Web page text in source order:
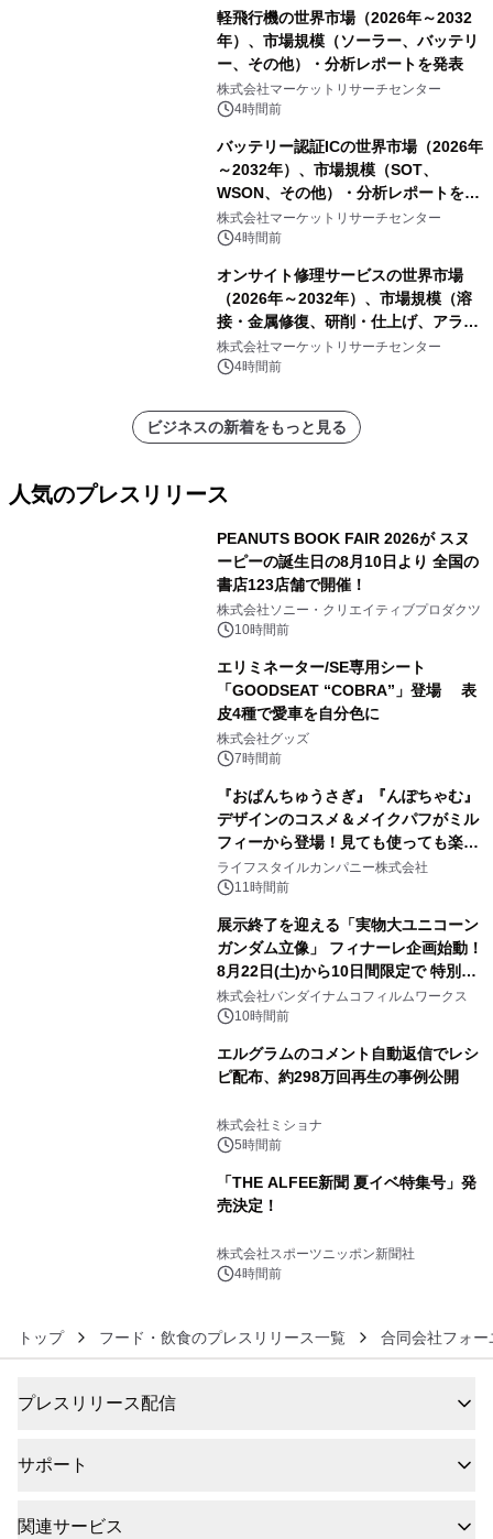
軽飛行機の世界市場（2026年～2032
年）、市場規模（ソーラー、バッテリ
ー、その他）・分析レポートを発表
株式会社マーケットリサーチセンター
4時間前
バッテリー認証ICの世界市場（2026年
～2032年）、市場規模（SOT、
WSON、その他）・分析レポートを発
表
株式会社マーケットリサーチセンター
4時間前
オンサイト修理サービスの世界市場
（2026年～2032年）、市場規模（溶
接・金属修復、研削・仕上げ、アライ
メント、その他）・分析レポートを発
表
株式会社マーケットリサーチセンター
4時間前
ビジネスの新着をもっと見る
人気のプレスリリース
PEANUTS BOOK FAIR 2026が スヌ
ーピーの誕生日の8月10日より 全国の
書店123店舗で開催！
株式会社ソニー・クリエイティブプロダクツ
10時間前
エリミネーター/SE専用シート
「GOODSEAT “COBRA”」登場 表
皮4種で愛車を自分色に
株式会社グッズ
7時間前
『おぱんちゅうさぎ』『んぽちゃむ』
デザインのコスメ＆メイクパフがミル
フィーから登場！見ても使っても楽し
い、ポップでキュートなコレクショ
ン。
ライフスタイルカンパニー株式会社
11時間前
展示終了を迎える「実物大ユニコーン
ガンダム立像」 フィナーレ企画始動！
8月22日(土)から10日間限定で 特別映
像『UNICORN GUNDAM Statue ―
BEYOND POSSIBILITY ―』を上映！
株式会社バンダイナムコフィルムワークス
10時間前
エルグラムのコメント自動返信でレシ
ピ配布、約298万回再生の事例公開
株式会社ミショナ
5時間前
「THE ALFEE新聞 夏イベ特集号」発
売決定！
株式会社スポーツニッポン新聞社
4時間前
トップ フード・飲食のプレスリリース一覧 合同会社フォー
プレスリリース配信
サポート
関連サービス